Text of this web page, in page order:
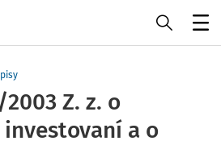
Z. z. o
a o